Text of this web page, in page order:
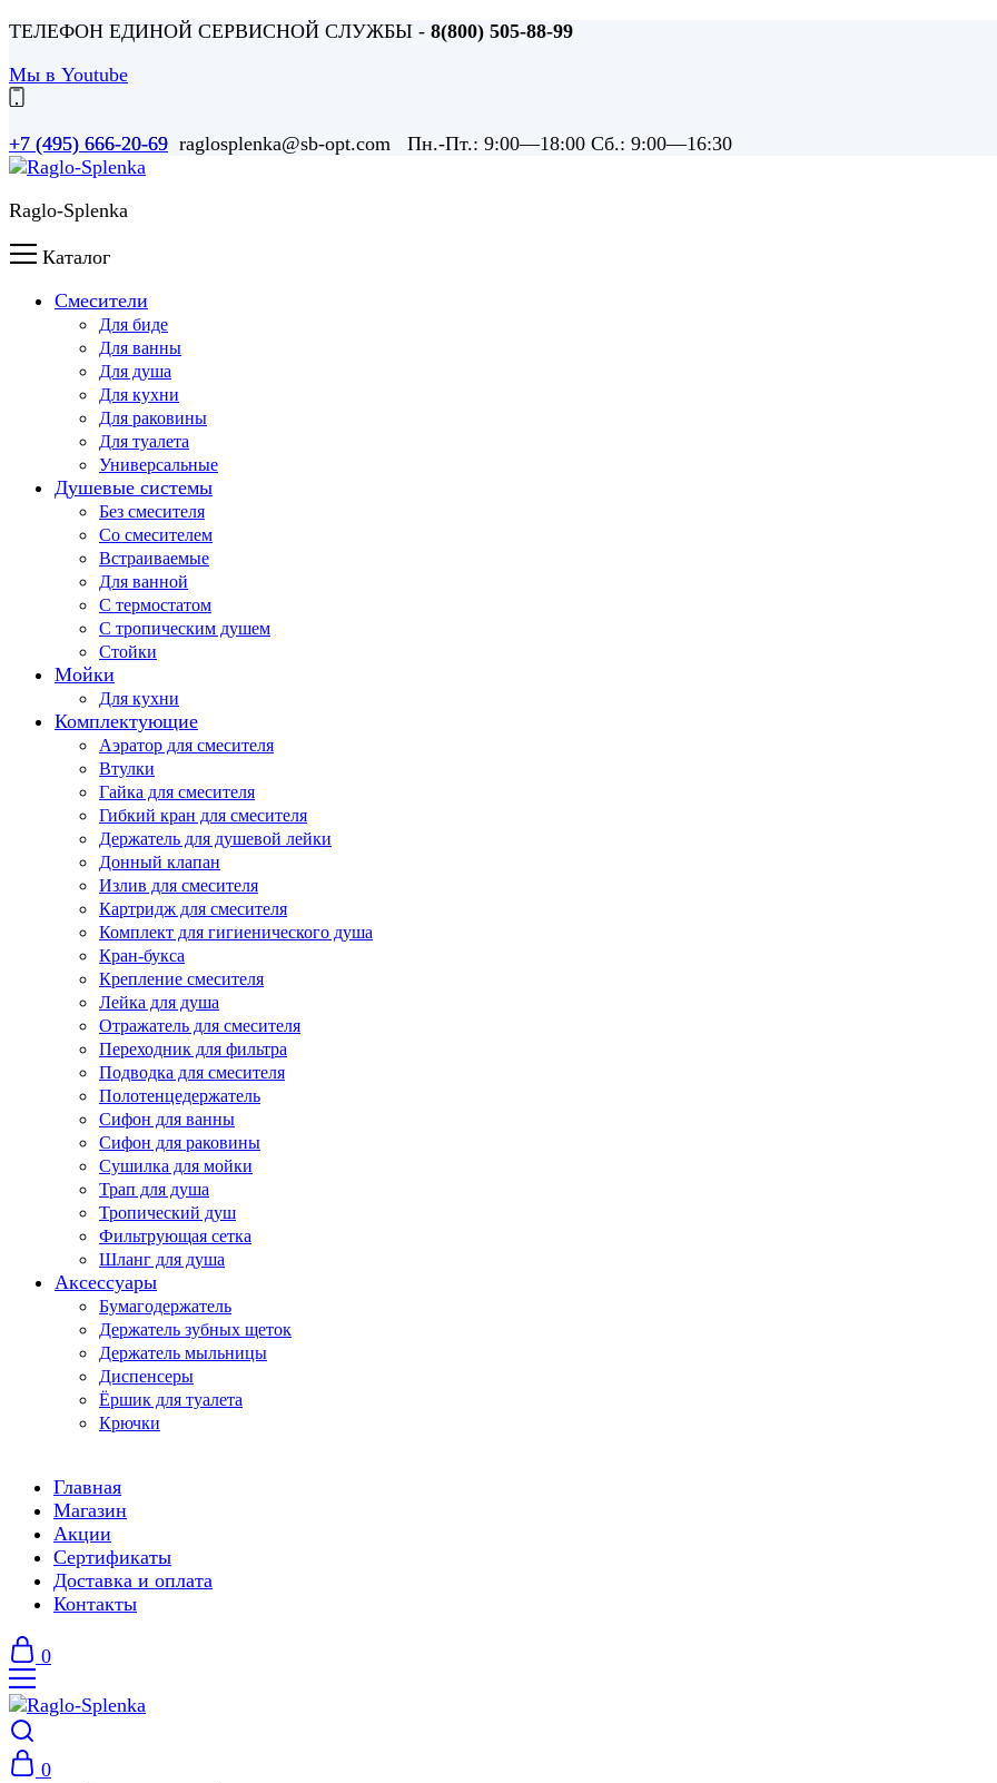
ТЕЛЕФОН ЕДИНОЙ СЕРВИСНОЙ СЛУЖБЫ - 8(800) 505-88-99
Мы в Youtube
+7 (495) 666-20-69 raglosplenka@sb-opt.com Пн.-Пт.: 9:00—18:00 Сб.: 9:00—16:30
+7 (495) 666-20-69
Raglo-Splenka
Каталог
Смесители
Для биде
Для ванны
Для душа
Для кухни
Для раковины
Для туалета
Универсальные
Душевые системы
Без смесителя
Со смесителем
Встраиваемые
Для ванной
С термостатом
С тропическим душем
Стойки
Мойки
Для кухни
Комплектующие
Аэратор для смесителя
Втулки
Гайка для смесителя
Гибкий кран для смесителя
Держатель для душевой лейки
Донный клапан
Излив для смесителя
Картридж для смесителя
Комплект для гигиенического душа
Кран-букса
Крепление смесителя
Лейка для душа
Отражатель для смесителя
Переходник для фильтра
Подводка для смесителя
Полотенцедержатель
Сифон для ванны
Сифон для раковины
Сушилка для мойки
Трап для душа
Тропический душ
Фильтрующая сетка
Шланг для душа
Аксессуары
Бумагодержатель
Держатель зубных щеток
Держатель мыльницы
Диспенсеры
Ёршик для туалета
Крючки
Главная
Магазин
Акции
Сертификаты
Доставка и оплата
Контакты
0
0